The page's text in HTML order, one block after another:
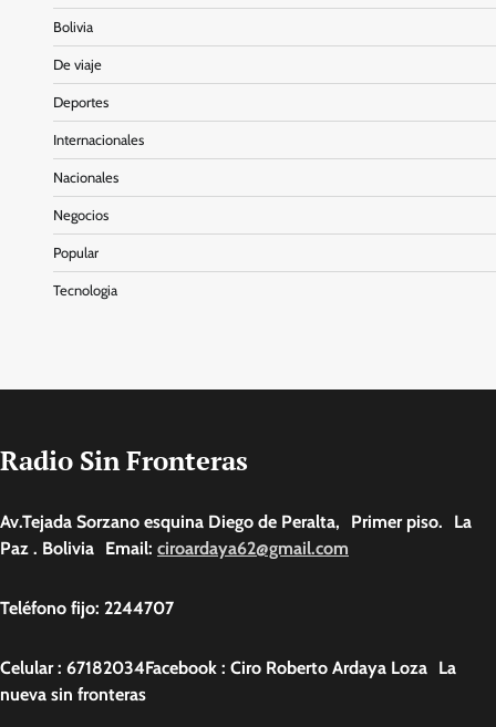
Bolivia
De viaje
Deportes
Internacionales
Nacionales
Negocios
Popular
Tecnologia
Radio Sin Fronteras
Av.Tejada Sorzano esquina Diego de Peralta, Primer piso. La
Paz . Bolivia Email: ciroardaya62@gmail.com
Teléfono fijo: 2244707
Celular : 67182034Facebook : Ciro Roberto Ardaya Loza La
nueva sin fronteras